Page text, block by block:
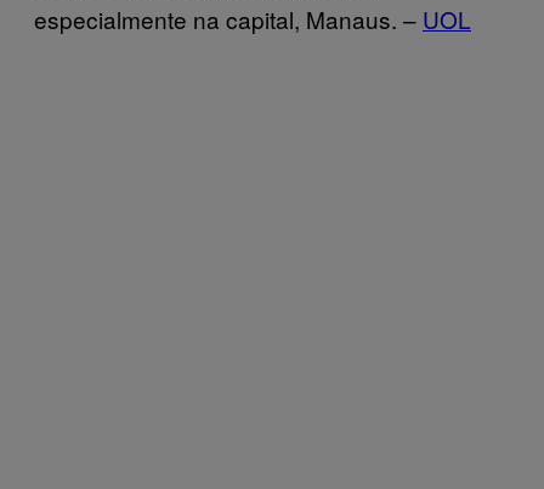
especialmente na capital, Manaus. – UOL